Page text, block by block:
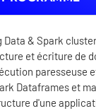
Data & Spark
et écriture de
paresseuse
Dataframes et
d'une